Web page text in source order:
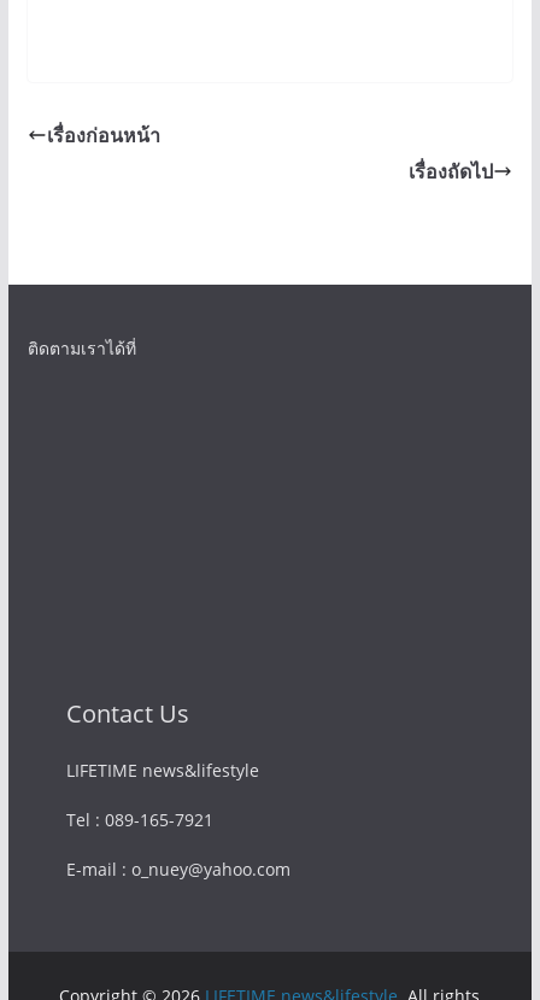
เรื่องก่อนหน้า
เรื่องถัดไป
ติดตามเราได้ที่
Contact Us
LIFETIME news&lifestyle
Tel : 089-165-7921
E-mail : o_nuey@yahoo.com